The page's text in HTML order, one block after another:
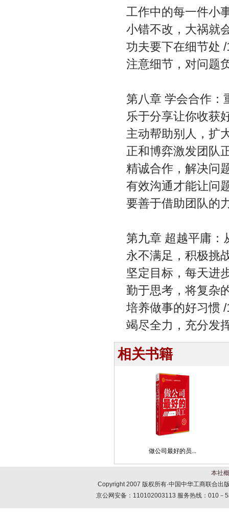
工作中的每一件小
小错不改，大祸就
功夫要下在细节处
注意细节，对问题
第八章 学会合作：
乐于分享让你收获
主动帮助别人，扩
正和博弈激发团队
精诚合作，解决问
有效沟通才能让问
要善于借助团队的
第九章 超越平庸：
永不满足，积极挑
坚定目标，每天进
勤于思考，将复杂
培养做事的好习惯
竭尽全力，充分发
相关书籍
做公司最好的员...
本社
Copyright 2007 版权所有·中国中华工商联合出
京公网安备：110102003113 服务热线：010